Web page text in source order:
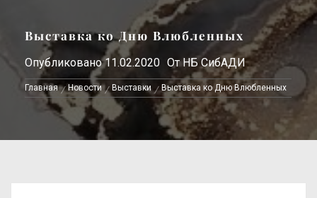
Выставка ко Дню Влюбленных
Опубликовано11.02.2020 ОтНБ СибАДИ
Главная Новости Выставки Выставка ко Дню Влюбленных